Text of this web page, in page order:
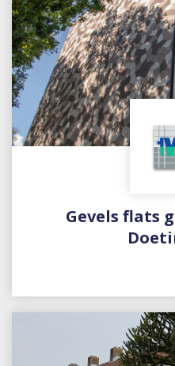
Gevels flats